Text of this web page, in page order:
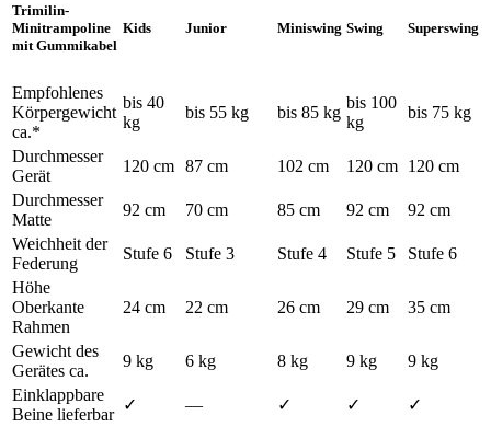
Trimilin-
Minitrampoline
mit Gummikabel
Kids Junior Miniswing Swing Superswing
Empfohlenes
Körpergewicht
ca.*
bis 40
kg
bis 55 kg bis 85 kg
bis 100
kg
bis 75 kg
Durchmesser
Gerät
120 cm 87 cm 102 cm 120 cm 120 cm
Durchmesser
Matte
92 cm 70 cm 85 cm 92 cm
92 cm
Weichheit der
Federung
Stufe 6 Stufe 3 Stufe 4 Stufe 5
Stufe 6
Höhe
Oberkante
Rahmen
24 cm 22 cm 26 cm 29 cm 35 cm
Gewicht des
Gerätes ca.
9 kg 6 kg 8 kg 9 kg
9 kg
Einklappbare
Beine lieferbar
✓ — ✓ ✓ ✓